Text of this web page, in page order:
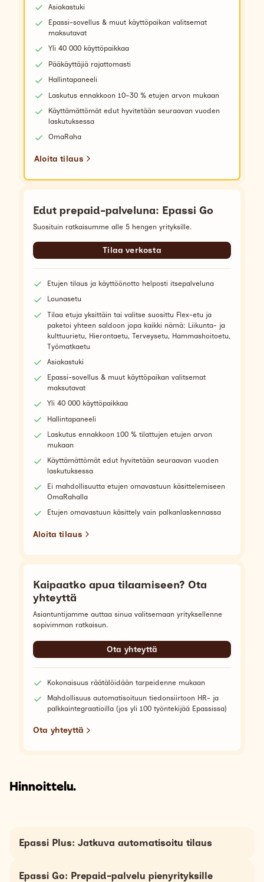
Asiakastuki
Epassi-sovellus & muut käyttöpaikan valitsemat
maksutavat
Yli 40 000 käyttöpaikkaa
Pääkäyttäjiä rajattomasti
Hallintapaneeli
Laskutus ennakkoon 10–30 % etujen arvon mukaan
Käyttämättömät edut hyvitetään seuraavan vuoden
laskutuksessa
OmaRaha
Aloita tilaus
Edut prepaid-palveluna: Epassi Go
Suosituin ratkaisumme alle 5 hengen yrityksille.
Tilaa verkosta
Etujen tilaus ja käyttöönotto helposti itsepalveluna
Lounasetu
Tilaa etuja yksittäin tai valitse suosittu Flex-etu ja
paketoi yhteen saldoon jopa kaikki nämä: Liikunta- ja
kulttuurietu, Hierontaetu, Terveysetu, Hammashoitoetu,
Työmatkaetu
Asiakastuki
Epassi-sovellus & muut käyttöpaikan valitsemat
maksutavat
Yli 40 000 käyttöpaikkaa
Hallintapaneeli
Laskutus ennakkoon 100 % tilattujen etujen arvon
mukaan
Käyttämättömät edut hyvitetään seuraavan vuoden
laskutuksessa
Ei mahdollisuutta etujen omavastuun käsittelemiseen
OmaRahalla
Etujen omavastuun käsittely vain palkanlaskennassa
Aloita tilaus
Kaipaatko apua tilaamiseen? Ota
yhteyttä
Asiantuntijamme auttaa sinua valitsemaan yrityksellenne
sopivimman ratkaisun.
Ota yhteyttä
Kokonaisuus räätälöidään tarpeidenne mukaan
Mahdollisuus automatisoituun tiedonsiirtoon HR- ja
palkkaintegraatioilla (jos yli 100 työntekijää Epassissa)
Ota yhteyttä
Hinnoittelu.
Epassi Plus: Jatkuva automatisoitu tilaus
Epassi Go: Prepaid-palvelu pienyrityksille